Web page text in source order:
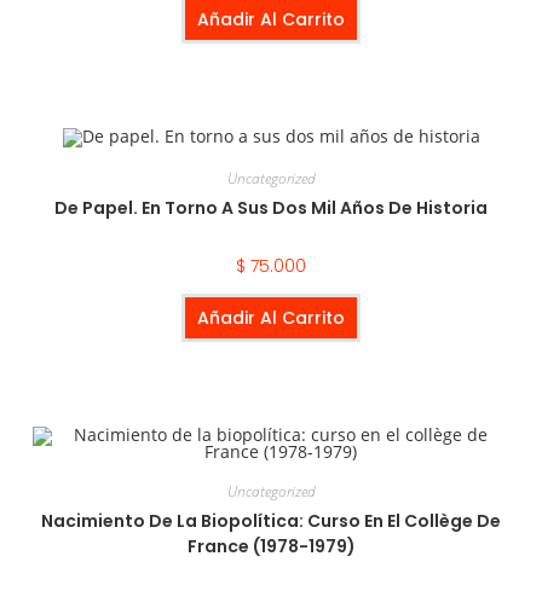
Añadir Al Carrito
Uncategorized
De Papel. En Torno A Sus Dos Mil Años De Historia
$ 75.000
Añadir Al Carrito
Uncategorized
Nacimiento De La Biopolítica: Curso En El Collège De
France (1978-1979)